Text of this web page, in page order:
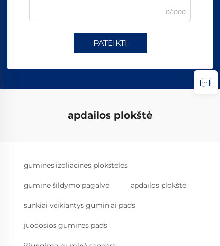
0/1000
PATEIKTI
apdailos plokštė
guminės izoliacinės plokštelės
guminė šildymo pagalvė apdailos plokštė
sunkiai veikiantys guminiai pads
juodosios guminės pads